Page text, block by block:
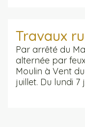
Travaux
Par arrêté du
alternée par
Moulin à Vent
juillet. Du lundi 7